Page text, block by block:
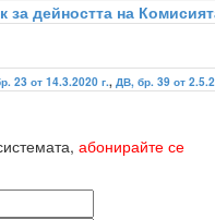
за дейността на
23 от 14.3.2020 г., ДВ, бр. 39 от
абонирайте се